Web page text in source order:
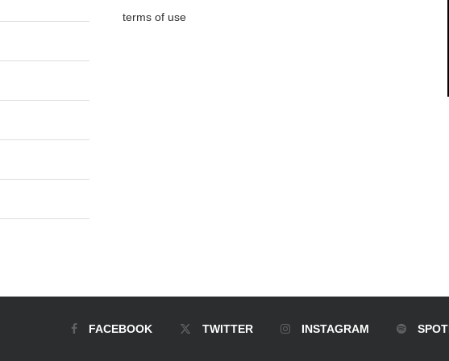
terms of use
FACEBOOK TWITTER INSTAGRAM